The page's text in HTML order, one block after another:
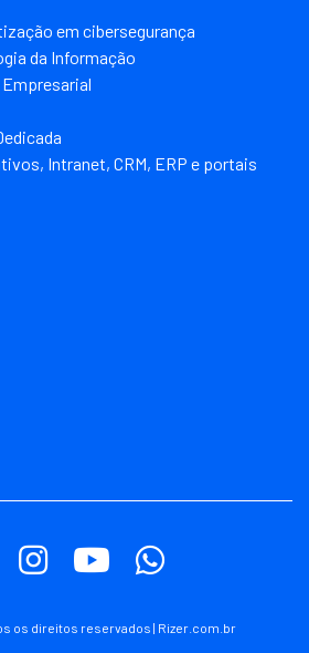
em cibersegurança
da Informação
Intranet, CRM, ERP e portais
os direitos reservados | Rizer.com.br